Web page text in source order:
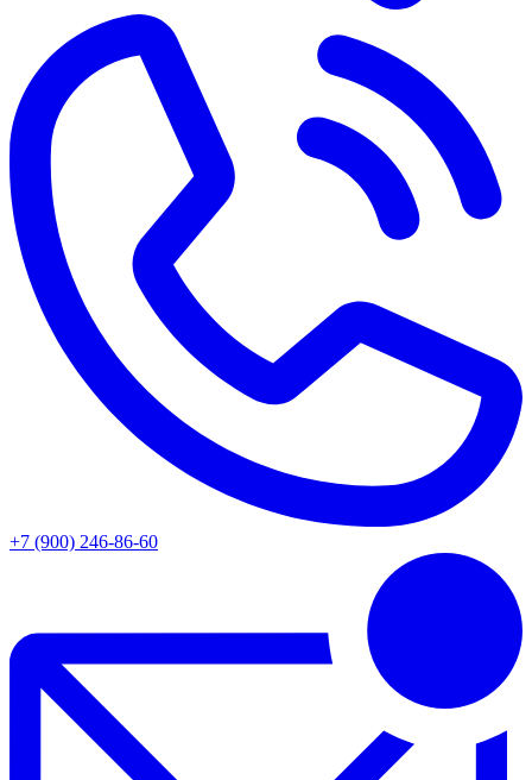
+7 (900) 246-86-60